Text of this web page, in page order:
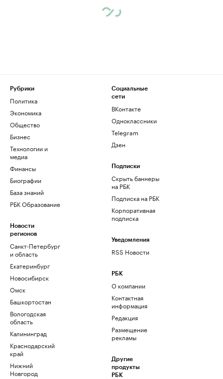
Рубрики
Политика
Экономика
Общество
Бизнес
Технологии и
медиа
Финансы
Биографии
База знаний
РБК Образование
Новости
регионов
Санкт-Петербург
и область
Екатеринбург
Новосибирск
Омск
Башкортостан
Вологодская
область
Калининград
Краснодарский
край
Нижний
Новгород
Социальные
сети
ВКонтакте
Одноклассники
Telegram
Дзен
Подписки
Скрыть баннеры
на РБК
Подписка на РБК
Корпоративная
подписка
Уведомления
RSS Новости
РБК
О компании
Контактная
информация
Редакция
Размещение
рекламы
Другие
продукты
РБК